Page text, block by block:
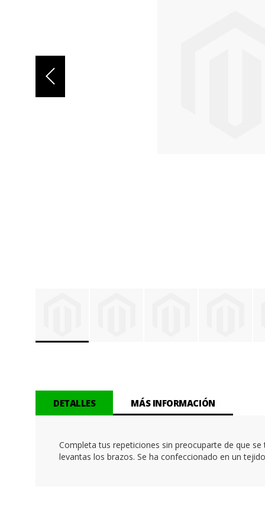
galería
de
DETALLES
Completa tus repeticiones sin preocuparte de que
levantas los brazos. Se ha confeccionado en un
MÁS INFORMACIÓN